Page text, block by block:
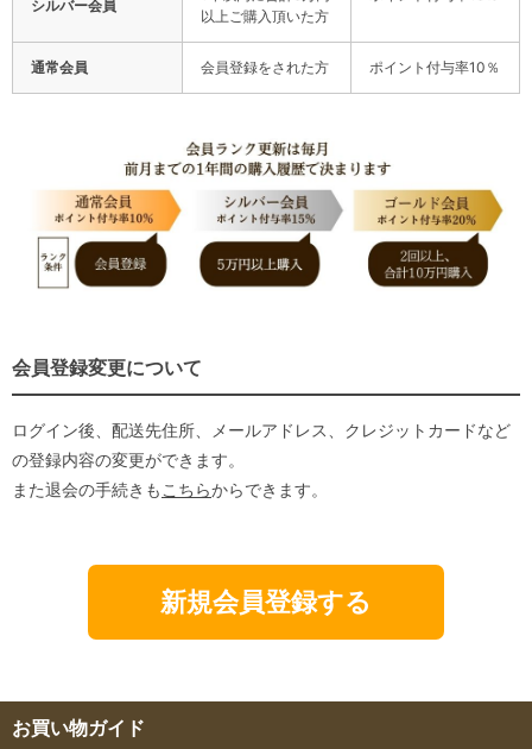
シルバー会員
以上ご購入頂いた方
通常会員 会員登録をされた方 ポイント付与率10％
会員登録変更について
ログイン後、配送先住所、メールアドレス、クレジットカードなど
の登録内容の変更ができます。
また退会の手続きも こちらからできます。
新規会員登録する
お買い物ガイド